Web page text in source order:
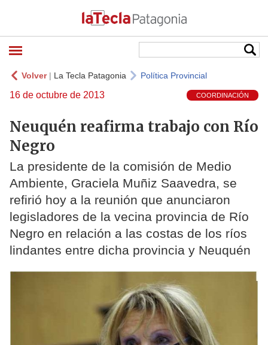
Volver| La Tecla Patagonia Política Provincial
16 de octubre de 2013 COORDINACIÓN
Neuquén reafirma trabajo con Río
Negro
La presidente de la comisión de Medio
Ambiente, Graciela Muñiz Saavedra, se
refirió hoy a la reunión que anunciaron
legisladores de la vecina provincia de Río
Negro en relación a las costas de los ríos
lindantes entre dicha provincia y Neuquén